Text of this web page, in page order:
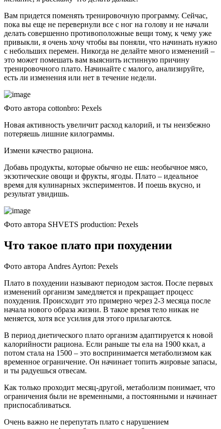
Вам придется поменять тренировочную программу. Сейчас,
пока вы еще не перевернули все с ног на голову и не начали
делать совершенно противоположные вещи тому, к чему уже
привыкли, я очень хочу чтобы вы поняли, что начинать нужно
с небольших перемен. Никогда не делайте много изменений –
это может помешать вам выяснить истинную причину
тренировочного плато. Начинайте с малого, анализируйте,
есть ли изменения или нет в течение недели.
Фото автора cottonbro: Pexels
Новая активность увеличит расход калорий, и ты неизбежно
потеряешь лишние килограммы.
Измени качество рациона.
Добавь продукты, которые обычно не ешь: необычное мясо,
экзотические овощи и фрукты, ягоды. Плато – идеальное
время для кулинарных экспериментов. И поешь вкусно, и
результат увидишь.
Фото автора SHVETS production: Pexels
Что такое плато при похудении
Фото автора Andres Ayrton: Pexels
Плато в похудении называют периодом застоя. После первых
изменений организм замедляется и прекращает процесс
похудения. Происходит это примерно через 2-3 месяца после
начала нового образа жизни. В такое время тело никак не
меняется, хотя все усилия для этого прилагаются.
В период диетического плато организм адаптируется к новой
калорийности рациона. Если раньше ты ела на 1900 ккал, а
потом стала на 1500 – это воспринимается метаболизмом как
временное ограничение. Он начинает топить жировые запасы,
и ты радуешься отвесам.
Как только проходит месяц-другой, метаболизм понимает, что
ограничения были не временными, а постоянными и начинает
приспосабливаться.
Очень важно не перепутать плато с нарушением